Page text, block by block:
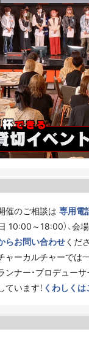
催のご相談は 専用
日 10:00～18:00）、会
らお問い合わせくだ
ャーカルチャーでは
ンナー・プロデューサ
ています！ くわしくは